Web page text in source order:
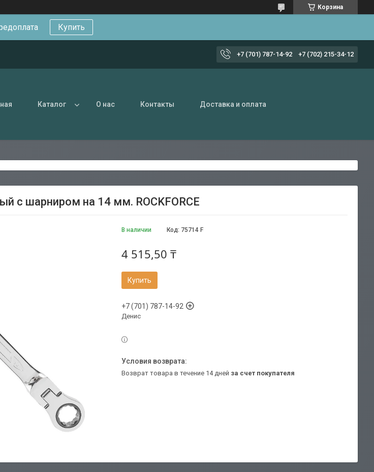
Корзина
Купить
+7 (701) 787-14-92 +7 (702) 215-34-12
Каталог О нас Контакты Доставка и оплата
с шарниром на 14 мм. ROCKFORCE
В наличии Код: 75714 F
4 515,50 ₸
Купить
+7 (701) 787-14-92
Денис
возврат товара в течение 14 дней за счет покупателя